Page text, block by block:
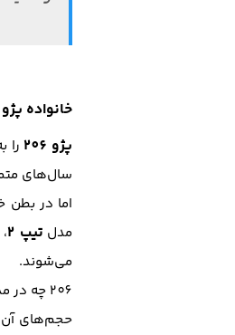
خانواده پژو 206
پژو 206
را
سال‌های
مدل تیپ 2 ،
می‌شوند.
206 چه
حجم‌های